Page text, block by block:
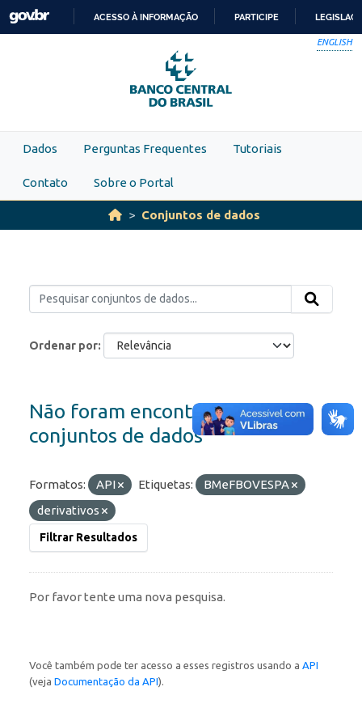
Skip to main content
PARA
O
CONTEÚDO
ACESSO À INFORMAÇÃO PARTICIPE
ENGLISH
Dados Perguntas Frequentes Tutoriais
Contato Sobre o Portal
Conjuntos de dados
Ordenar por
Não foram encontrados
conjuntos de dados
Formatos: API Etiquetas:
BMeFBOVESPA
derivativos
Filtrar Resultados
Por favor tente uma nova pesquisa.
Você também pode ter acesso a esses registros usando a API
(veja Documentação da API).